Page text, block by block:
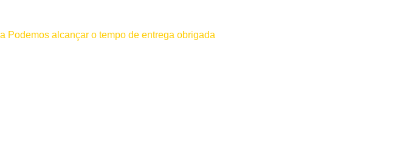
Podemos alcançar o tempo de entrega obrigada